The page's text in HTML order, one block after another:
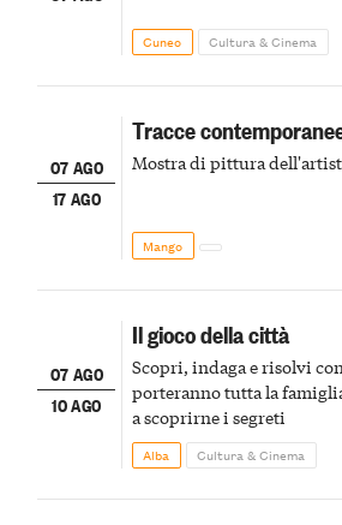
Cuneo Cultura & Cinema
07 AGO
17 AGO
Tracce
Mostra di pittura
Mango
07 AGO
10 AGO
Il gioco della città
Scopri, indaga e risolvi
porteranno tutta la
a scoprirne i segreti
Alba Cultura & Cinema